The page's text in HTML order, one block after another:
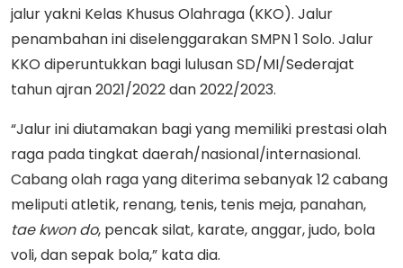
jalur yakni Kelas Khusus Olahraga (KKO). Jalur
penambahan ini diselenggarakan SMPN 1 Solo. Jalur
KKO diperuntukkan bagi lulusan SD/MI/Sederajat
tahun ajran 2021/2022 dan 2022/2023.
“Jalur ini diutamakan bagi yang memiliki prestasi olah
raga pada tingkat daerah/nasional/internasional.
Cabang olah raga yang diterima sebanyak 12 cabang
meliputi atletik, renang, tenis, tenis meja, panahan,
tae kwon do, pencak silat, karate, anggar, judo, bola
voli, dan sepak bola,” kata dia.